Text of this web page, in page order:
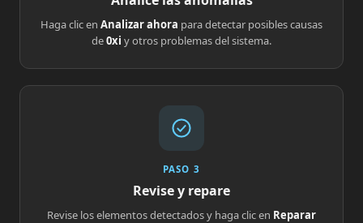
Haga clic en Analizar ahora para detectar posibles causas
de0xi y otros problemas del sistema.
PASO 3
Revise y repare
Revise los elementos detectados y haga clic en Reparar